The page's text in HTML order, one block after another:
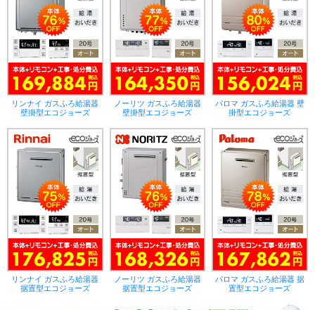
リンナイ ガスふろ給湯器
壁掛型エコジョーズ
ノーリツ ガスふろ給湯器
壁掛型エコジョーズ
パロマ ガスふろ給湯器 壁
掛型エコジョーズ
リンナイ ガスふろ給湯器
据置型エコジョーズ
ノーリツ ガスふろ給湯器
据置型エコジョーズ
パロマ ガスふろ給湯器 据
置型エコジョーズ